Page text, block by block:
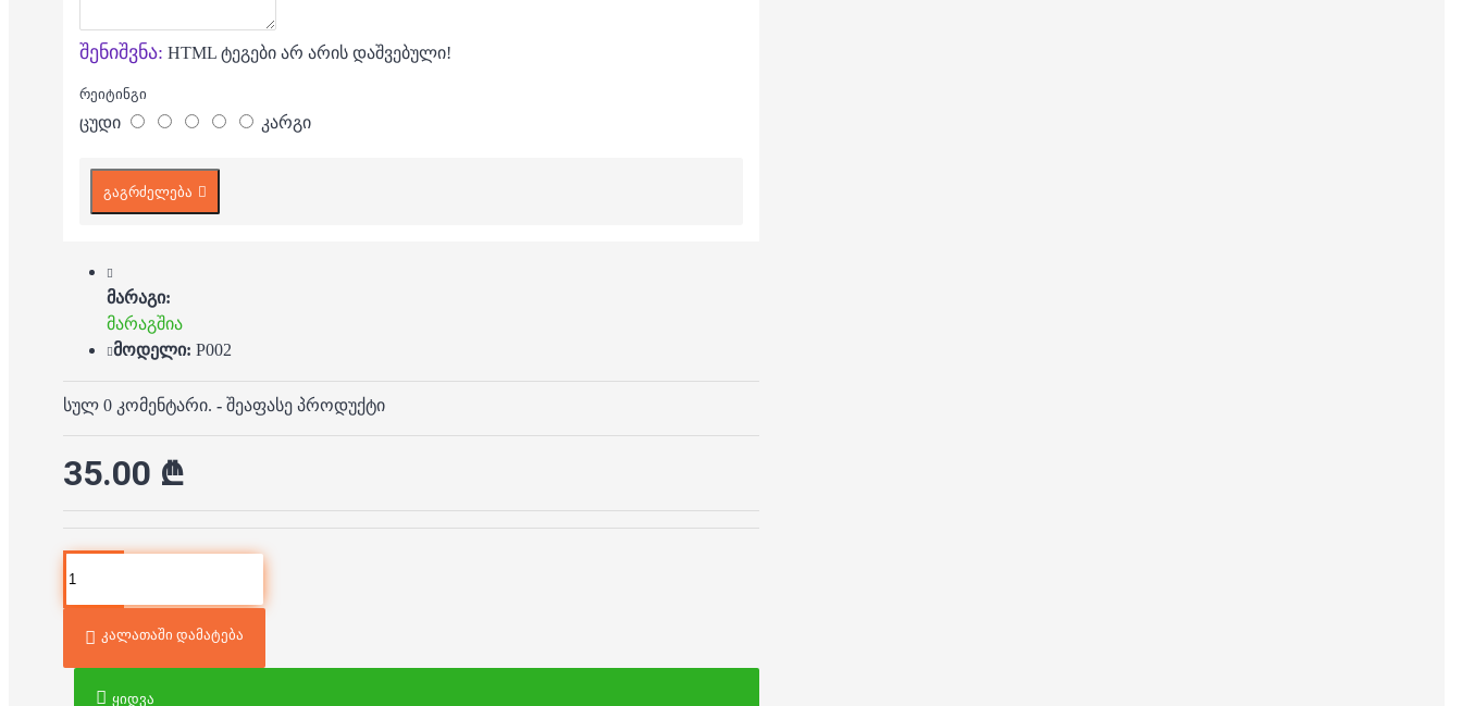
შენიშვნა: HTML ტეგები არ არის დაშვებული!
რეიტინგი
ცუდი კარგი
გაგრძელება
მარაგი:
მარაგშია
მოდელი: P002
სულ 0 კომენტარი. - შეაფასე პროდუქტი
35.00 ₾
კალათაში დამატება
ყიდვა